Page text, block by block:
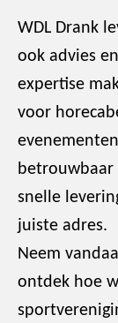
WDL Drank
ook advies
expertise
voor
betrouwbaar
snelle
juiste adres.
Neem
ontdek hoe